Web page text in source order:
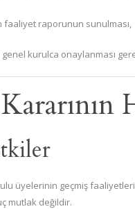
faaliyet raporunun sunulması,
kurulca onaylanması
üyelerinin geçmiş
mutlak değildir.